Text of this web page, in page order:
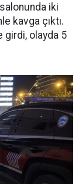
iki
kavga çıktı.
girdi, olayda 5